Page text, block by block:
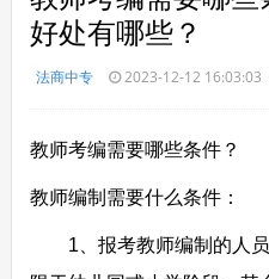
好处有哪些？
法商中专 2023-12-12 16:03:03
教师考编需要哪些条件？
教师编制需要什么条件：
1、报考教师编制的人员